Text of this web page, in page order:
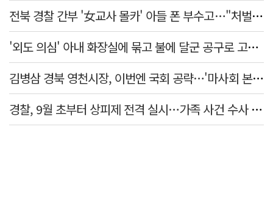
전북 경찰 간부 '女교사 몰카' 아들 폰 부수고…"처벌 못하는 사안" 내부망에 글
'외도 의심' 아내 화장실에 묶고 불에 달군 공구로 고문…남편 검거
김병삼 경북 영천시장, 이번엔 국회 공략…'마사회 본사 이전·광역교통망 확충' 요청
경찰, 9월 초부터 상피제 전격 실시…가족 사건 수사 못해